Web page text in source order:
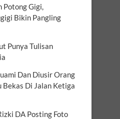
Potong Gigi,
Bikin Pangling
Punya Tulisan
Dan Diusir Orang
Bekas Di Jalan Ketiga
DA Posting Foto